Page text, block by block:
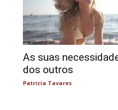
As suas
dos outros
Patricia Tavares